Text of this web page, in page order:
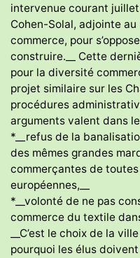
intervenue courant
Cohen-Solal, adjointe
commerce, pour
construire.__ Cette
pour la diversité
projet similaire sur les
procédures
arguments valent dans
*__refus de la
des mêmes grandes
commerçantes de
européennes,__
*__volonté de ne pas
commerce du textile dans
__C’est le choix de la
pourquoi les élus